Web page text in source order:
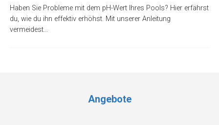
Haben Sie Probleme mit dem pH-Wert Ihres Pools? Hier erfährst
du, wie du ihn effektiv erhöhst. Mit unserer Anleitung
vermeidest…
Angebote